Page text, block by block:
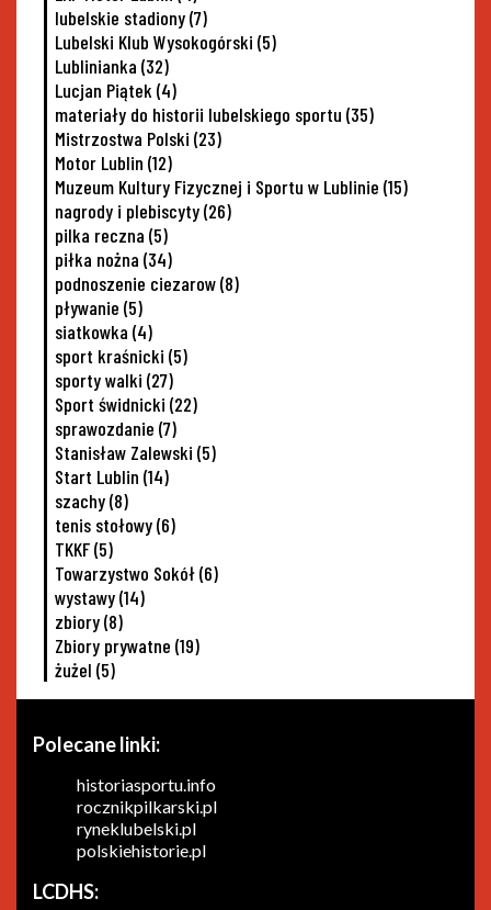
lubelskie stadiony(7)
Lubelski Klub Wysokogórski (5)
Lublinianka (32)
Lucjan Piątek (4)
materiały do historii lubelskiego sportu (35)
Mistrzostwa Polski (23)
Motor Lublin (12)
Muzeum Kultury Fizycznej i Sportu w Lublinie (15)
nagrody i plebiscyty(26)
pilka reczna (5)
piłka nożna (34)
podnoszenie ciezarow(8)
pływanie (5)
siatkowka (4)
sport kraśnicki (5)
sporty walki (27)
Sport świdnicki (22)
sprawozdanie (7)
Stanisław Zalewski (5)
Start Lublin (14)
szachy(8)
tenis stołowy(6)
TKKF(5)
Towarzystwo Sokół(6)
wystawy(14)
zbiory(8)
Zbiory prywatne (19)
żużel (5)
Polecane linki:
historiasportu.info
rocznikpilkarski.pl
ryneklubelski.pl
polskiehistorie.pl
LCDHS: